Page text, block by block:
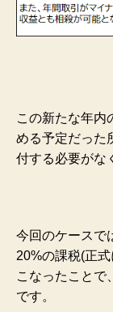
この新たな年内
める予定だった
付する必要がな
今回のケースで
20%の課税(正
こなったことで
です。